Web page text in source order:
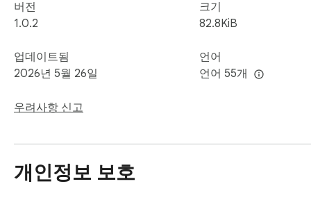
버전
1.0.2
업데이트됨
2026년 5월 26일
우려사항 신고
크기
82.8KiB
언어
언어 55개
개인정보 보호